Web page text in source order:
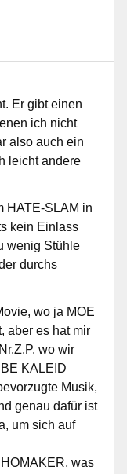
Er gibt einen
ich nicht
also auch ein
leicht andere
HATE-SLAM in
kein Einlass
wenig Stühle
durchs
wo ja MOE
aber es hat mir
wo wir
KALEID
Musik,
genau dafür ist
um sich auf
was